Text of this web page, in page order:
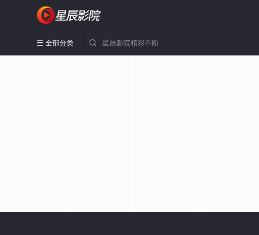
 全部分类 